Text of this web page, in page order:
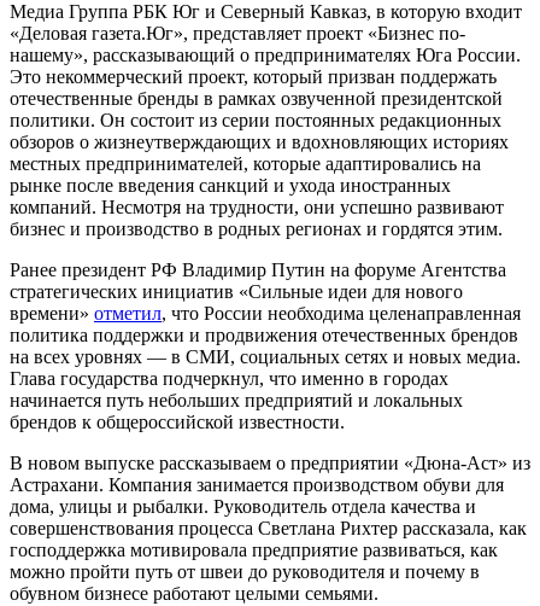
Медиа Группа РБК Юг и Северный Кавказ, в которую входит
«Деловая газета.Юг», представляет проект «Бизнес по-
нашему», рассказывающий о предпринимателях Юга России.
Это некоммерческий проект, который призван поддержать
отечественные бренды в рамках озвученной президентской
политики. Он состоит из серии постоянных редакционных
обзоров о жизнеутверждающих и вдохновляющих историях
местных предпринимателей, которые адаптировались на
рынке после введения санкций и ухода иностранных
компаний. Несмотря на трудности, они успешно развивают
бизнес и производство в родных регионах и гордятся этим.
Ранее президент РФ Владимир Путин на форуме Агентства
стратегических инициатив «Сильные идеи для нового
времени» отметил, что России необходима целенаправленная
политика поддержки и продвижения отечественных брендов
на всех уровнях — в СМИ, социальных сетях и новых медиа.
Глава государства подчеркнул, что именно в городах
начинается путь небольших предприятий и локальных
брендов к общероссийской известности.
В новом выпуске рассказываем о предприятии «Дюна-Аст» из
Астрахани. Компания занимается производством обуви для
дома, улицы и рыбалки. Руководитель отдела качества и
совершенствования процесса Светлана Рихтер рассказала, как
господдержка мотивировала предприятие развиваться, как
можно пройти путь от швеи до руководителя и почему в
обувном бизнесе работают целыми семьями.